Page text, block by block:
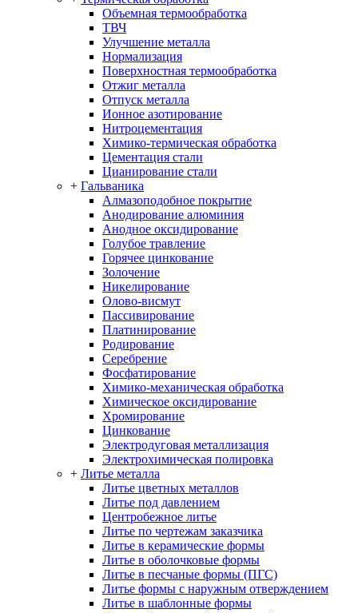
Объемная термообработка
ТВЧ
Улучшение металла
Нормализация
Поверхностная термообработка
Отжиг металла
Отпуск металла
Ионное азотирование
Нитроцементация
Химико-термическая обработка
Цементация стали
Цианирование стали
+ Гальваника
Алмазоподобное покрытие
Анодирование алюминия
Анодное оксидирование
Голубое травление
Горячее цинкование
Золочение
Никелирование
Олово-висмут
Пассивирование
Платинирование
Родирование
Серебрение
Фосфатирование
Химико-механическая обработка
Химическое оксидирование
Хромирование
Цинкование
Электродуговая металлизация
Электрохимическая полировка
+ Литье металла
Литье цветных металлов
Литье под давлением
Центробежное литье
Литье по чертежам заказчика
Литье в керамические формы
Литье в оболочковые формы
Литье в песчаные формы (ПГС)
Литье формы с наружным отверждением
Литье в шаблонные формы